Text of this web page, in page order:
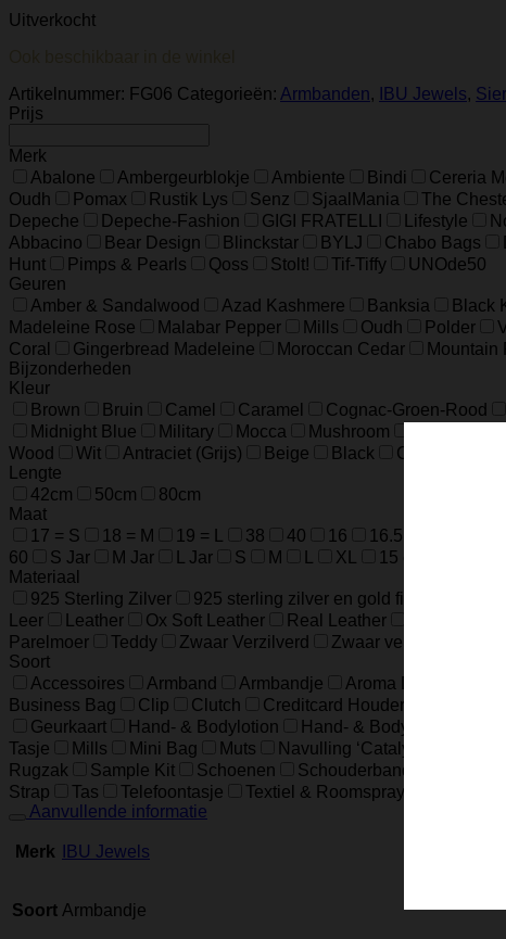
Uitverkocht
Artikelnummer: FG06 Categorieën: Armbanden, IBU Jewels,
Prijs
Merk
Abalone
Ambergeurblokje Ambiente Bindi Cereria
Oudh
Pomax Rustik Lys Senz SjaalMania The
Depeche
Depeche-Fashion GIGI FRATELLI Lifestyle
Abbacino
Bear Design Blinckstar BYLJ Chabo Bags
Hunt
Pimps & Pearls Qoss Stolt! Tif-Tiffy
UNOde50
Geuren
Amber & Sandalwood
Azad Kashmere Banksia Black
Madeleine Rose
Malabar Pepper Mills Oudh Polder
Coral
Gingerbread Madeleine Moroccan Cedar Mountain
Bijzonderheden
Kleur
Brown
Bruin Camel Caramel Cognac-Groen-Rood
Midnight Blue
Military Mocca Mushroom
Wood
Wit Antraciet (Grijs) Beige Black Champagne
Lengte
42cm
50cm
80cm
Maat
17 = S
18 = M 19 = L 38 40 16 16.5
60
S Jar M Jar L Jar S M XL
15 cm / 5.9 inch
Materiaal
925 Sterling Zilver
925 sterling zilver en gold filled 925
Leer
Leather Ox Soft Leather Real Leather
Parelmoer
Teddy Zwaar Verzilverd
Zwaar verzilverd (15
Soort
Accessoires
Armband Armbandje Aroma Diffuser
Business Bag
Clip Clutch Creditcard Houder
Geurkaart
Hand- & Bodylotion Hand- & Bodywash
Tasje
Mills Mini Bag Muts Navulling ‘Catalytic’
Rugzak
Sample Kit Schoenen Schouderband
Strap
Tas Telefoontasje Textiel & Roomspray
Aanvullende informatie
Merk IBU Jewels
Soort Armbandje